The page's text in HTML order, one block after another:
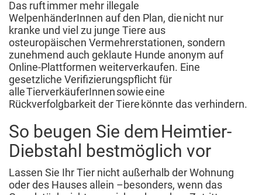
Das ruft immer mehr illegale
WelpenhänderInnen auf den Plan, die nicht nur
kranke und viel zu junge Tiere aus
osteuropäischen Vermehrerstationen, sondern
zunehmend auch geklaute Hunde anonym auf
Online-Plattformen weiterverkaufen. Eine
gesetzliche Verifizierungspflicht für
alle TierverkäuferInnen sowie eine
Rückverfolgbarkeit der Tiere könnte das verhindern.
So beugen Sie dem Heimtier-
Diebstahl bestmöglich vor
Lassen Sie Ihr Tier nicht außerhalb der Wohnung
oder des Hauses allein –besonders, wenn das